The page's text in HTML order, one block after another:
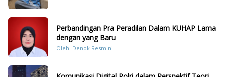
Perbandingan Pra Peradilan Dalam KUHAP Lama
dengan yang Baru
Oleh: Denok Resmini